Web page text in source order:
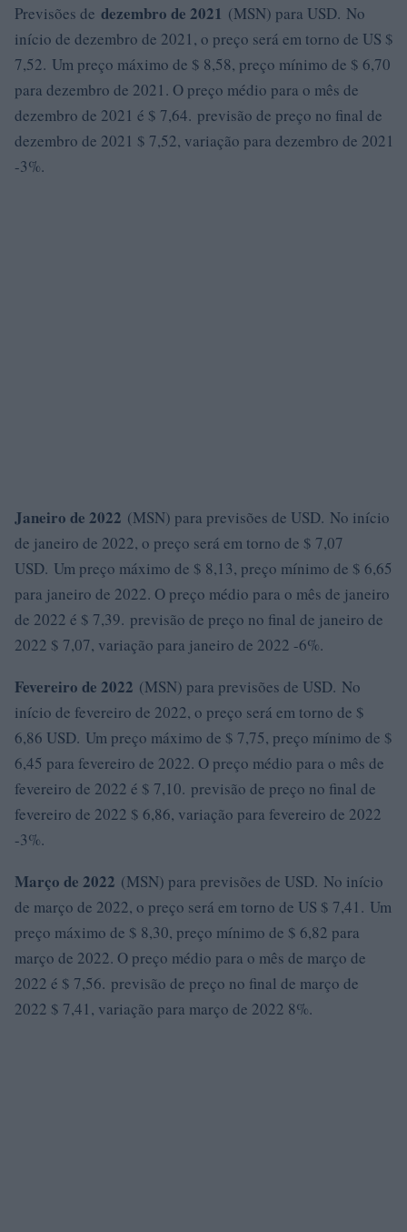
Previsões de dezembro de 2021 (MSN) para USD. No
início de dezembro de 2021, o preço será em torno de US $
7,52. Um preço máximo de $ 8,58, preço mínimo de $ 6,70
para dezembro de 2021. O preço médio para o mês de
dezembro de 2021 é $ 7,64. previsão de preço no final de
dezembro de 2021 $ 7,52, variação para dezembro de 2021
-3%.
Janeiro de 2022 (MSN) para previsões de USD. No início
de janeiro de 2022, o preço será em torno de $ 7,07
USD. Um preço máximo de $ 8,13, preço mínimo de $ 6,65
para janeiro de 2022. O preço médio para o mês de janeiro
de 2022 é $ 7,39. previsão de preço no final de janeiro de
2022 $ 7,07, variação para janeiro de 2022 -6%.
Fevereiro de 2022 (MSN) para previsões de USD. No
início de fevereiro de 2022, o preço será em torno de $
6,86 USD. Um preço máximo de $ 7,75, preço mínimo de $
6,45 para fevereiro de 2022. O preço médio para o mês de
fevereiro de 2022 é $ 7,10. previsão de preço no final de
fevereiro de 2022 $ 6,86, variação para fevereiro de 2022
-3%.
Março de 2022 (MSN) para previsões de USD. No início
de março de 2022, o preço será em torno de US $ 7,41. Um
preço máximo de $ 8,30, preço mínimo de $ 6,82 para
março de 2022. O preço médio para o mês de março de
2022 é $ 7,56. previsão de preço no final de março de
2022 $ 7,41, variação para março de 2022 8%.